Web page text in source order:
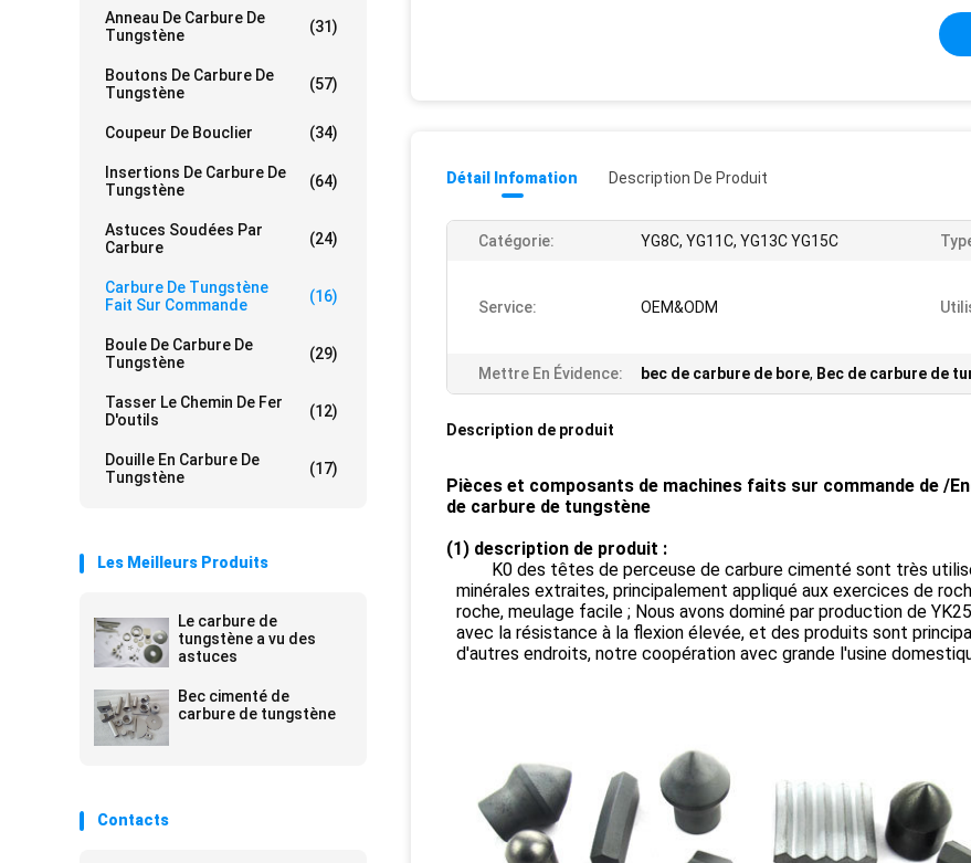
Anneau De Carbure De
Tungstène
(31)
Boutons De Carbure De
Tungstène
(57)
Coupeur De Bouclier (34)
Insertions De Carbure De
Tungstène
(64)
Astuces Soudées Par
Carbure
(24)
Carbure De Tungstène
Fait Sur Commande
(16)
Boule De Carbure De
Tungstène
(29)
Tasser Le Chemin De Fer
D'outils
(12)
Douille En Carbure De
Tungstène
(17)
Les Meilleurs Produits
Le carbure de
tungstène a vu des
astuces
Bec cimenté de
carbure de tungstène
Contacts
Détail Infomation Description De Produit
Catégorie: YG8C, YG11C, YG13C YG15C
Service: OEM&ODM
Mettre En Évidence: bec de carbure de bore, Bec de carbure de
Description de produit
Pièces et composants de machines faits sur commande de /
de carbure de tungstène
(1) description de produit :
K0 des têtes de perceuse de carbure cimenté sont très
minérales extraites, principalement appliqué aux exercices de
roche, meulage facile ; Nous avons dominé par production de
avec la résistance à la flexion élevée, et des produits sont
d'autres endroits, notre coopération avec grande l'usine